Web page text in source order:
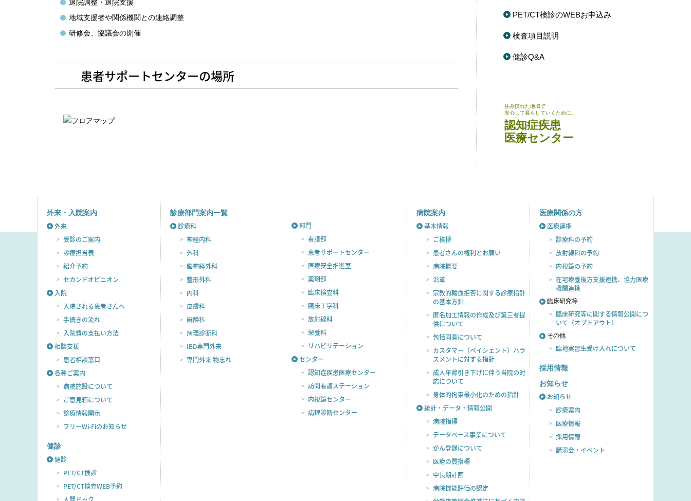
退院調整・退院支援
地域支援者や関係機関との連絡調整
研修会、協議会の開催
患者サポートセンターの場所
PET/CT検診のWEBお申込み
検査項目説明
健診Q&A
住み慣れた地域で
安心して暮らしていくために。
認知症疾患
医療センター
外来・入院案内
外来
受診のご案内
診療担当表
紹介予約
セカンドオピニオン
入院
入院される患者さんへ
手続きの流れ
入院費の支払い方法
相談支援
患者相談窓口
各種ご案内
病院施設について
ご意見箱について
診療情報開示
フリーWi-Fiのお知らせ
健診
健診
PET/CT検診
PET/CT検査WEB予約
人間ドック
診療部門案内一覧
診療科
神経内科
外科
脳神経外科
整形外科
内科
皮膚科
麻酔科
病理診断科
IBD専門外来
専門外来 物忘れ
部門
看護部
患者サポートセンター
医療安全推進室
薬剤部
臨床検査科
臨床工学科
放射線科
栄養科
リハビリテーション
センター
認知症疾患医療センター
訪問看護ステーション
内視鏡センター
病理診断センター
病院案内
基本情報
ご挨拶
患者さんの権利とお願い
病院概要
沿革
宗教的輸血拒否に関する診療指針
の基本方針
匿名加工情報の作成及び第三者提
供について
包括同意について
カスタマー（ペイシェント）ハラ
スメントに対する指針
成人年齢引き下げに伴う当院の対
応について
身体的拘束最小化のための指針
統計・データ・ 情報公開
病院指標
データベース事業について
がん登録について
医療の質指標
中長期計画
病院機能評価の認定
医療関係の方
医療連携
診療科の予約
放射線科の予約
内視鏡の予約
在宅療養後方支援連携、協力医療
機関連携
臨床研究等
臨床研究等に関する情報公開につ
いて（オプトアウト）
その他
臨地実習生受け入れについて
採用情報
お知らせ
お知らせ
診療案内
医療情報
採用情報
講演会・ イベント